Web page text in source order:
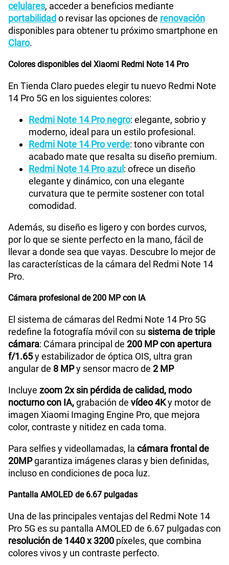
Cámara de fotos Principal 200+8+2
Tipo de Batería 5110mAh
Capacidad Memoria Externa
Capacidad Memoria Interna
Capacidad Memoria RAM 8GB
Reconocimiento Facial Si
Lector de Huella
Carga rápida SI (120W)
VoLTE Sí
Compatibilidad con eSIM Sí
celulares, acceder a beneficios mediante
portabilidad o revisar las opciones de renovación
disponibles para obtener tu próximo smartphone en
Claro.
Colores disponibles del Xiaomi Redmi Note 14 Pro
En Tienda Claro puedes elegir tu nuevo Redmi Note
14 Pro 5G en los siguientes colores:
Redmi Note 14 Pro negro: elegante, sobrio y
moderno, ideal para un estilo profesional.
Redmi Note 14 Pro verde: tono vibrante con
acabado mate que resalta su diseño premium.
Redmi Note 14 Pro azul : ofrece un diseño
elegante y dinámico, con una elegante
curvatura que te permite sostener con total
comodidad.
Además, su diseño es ligero y con bordes curvos,
por lo que se siente perfecto en la mano, fácil de
llevar a donde sea que vayas. Descubre lo mejor de
las características de la cámara del Redmi Note 14
Pro.
Cámara profesional de 200 MP con IA
El sistema de cámaras del Redmi Note 14 Pro 5G
redefine la fotografía móvil con su sistema de triple
cámara: Cámara principal de 200 MP con apertura
f/1.65y estabilizador de óptica OIS, ultra gran
angular de 8 MPy sensor macro de 2 MP
Incluye zoom 2x sin pérdida de calidad, modo
nocturno con IA,grabación de vídeo 4Ky motor de
imagen Xiaomi Imaging Engine Pro, que mejora
color, contraste y nitidez en cada toma.
Para selfies y videollamadas, la cámara frontal de
20MPgarantiza imágenes claras y bien definidas,
incluso en condiciones de poca luz.
Pantalla AMOLED de 6.67 pulgadas
Una de las principales ventajas del Redmi Note 14
Pro 5G es su pantalla AMOLED de 6.67 pulgadas con
resolución de 1440 x 3200 píxeles, que combina
colores vivos y un contraste perfecto.